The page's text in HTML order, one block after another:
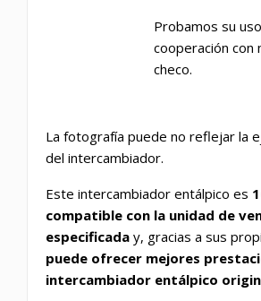
Probamos su
cooperación con
checo.
La fotografía puede no reflejar la
del intercambiador.
Este intercambiador entálpico es
compatible con la unidad de
especificada y, gracias a sus
puede ofrecer mejores
intercambiador entálpico